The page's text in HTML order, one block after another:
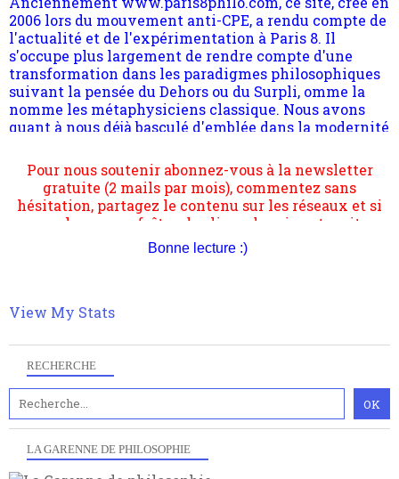
RECHERCHE
LA GARENNE DE PHILOSOPHIE
suivant la pensée du Dehors ou du Surpli, omme la
nomme les métaphysiciens classique. Nous avons
quant à nous déjà basculé d'emblée dans la modernité
quantique, résolvant la plupart des impasses
philosophique du WWe siècle. Cette pensée hors
contrat est la marque d'une complexité, riche de
multiples facteurs et échelles. Ce site contient des
articles pour être apte à un plus grand nombre de
Pour nous soutenir abonnez-vous à la newsletter
gratuite (2 mails par mois), commentez sans
hésitation, partagez le contenu sur les réseaux et si
Bonne lecture :)
View My Stats